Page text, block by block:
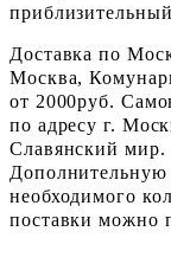
Доставка по
Москва,
от 2000руб.
по адресу г.
Славянский мир.
необходимого
поставки можно